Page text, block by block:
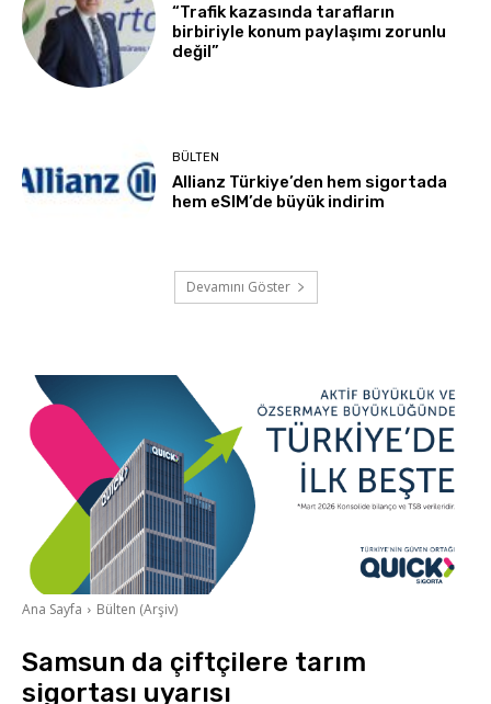
“Trafik kazasında tarafların
birbiriyle konum paylaşımı zorunlu
değil”
BÜLTEN
Allianz Türkiye’den hem sigortada
hem eSIM’de büyük indirim
Devamını Göster